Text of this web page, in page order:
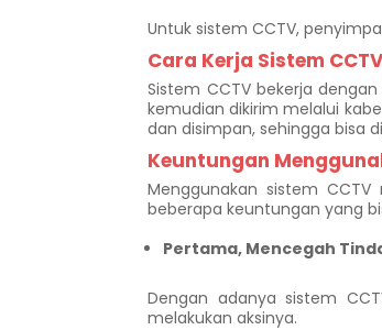
Untuk sistem CCTV,
Cara Kerja Sistem CCTV
Sistem CCTV bekerja
kemudian dikirim melalui
dan disimpan, sehingga bisa
Keuntungan
Menggunakan sistem
beberapa keuntungan yang
Pertama, Mencegah
Dengan adanya sistem
melakukan aksinya.